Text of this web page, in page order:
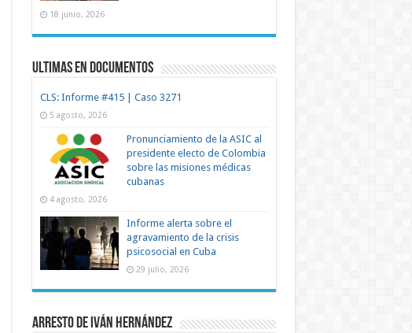
18 junio, 2026
Ultimas en documentos
CLS: Informe #415 | Caso 3271
5 agosto, 2026
Pronunciamiento de la ASIC al
presidente electo de Colombia
sobre las misiones médicas
cubanas
4 agosto, 2026
Informe alerta sobre el
agravamiento de la crisis
psicosocial en Cuba
29 julio, 2026
Arresto de Iván Hernández